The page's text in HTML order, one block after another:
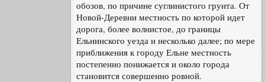
обозов, по причине суглинистого грунта. От
Новой-Деревни местность по которой идет
дорога, более волнистое, до границы
Ельнинского уезда и несколько далее; по мере
приближения к городу Ельне местность
постепенно понижается и около города
становится совершенно ровной.